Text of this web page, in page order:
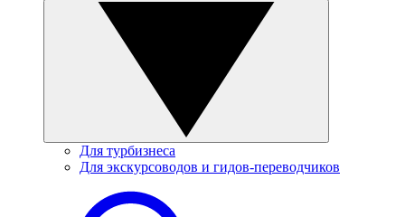
Для турбизнеса
Для экскурсоводов и гидов-переводчиков